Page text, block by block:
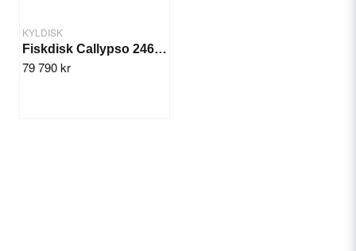
KYLDISK
Fiskdisk Callypso 2465 mm
79 790 kr